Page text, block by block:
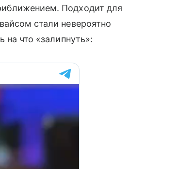
Подходит для
стали невероятно
на что «залипнуть»: